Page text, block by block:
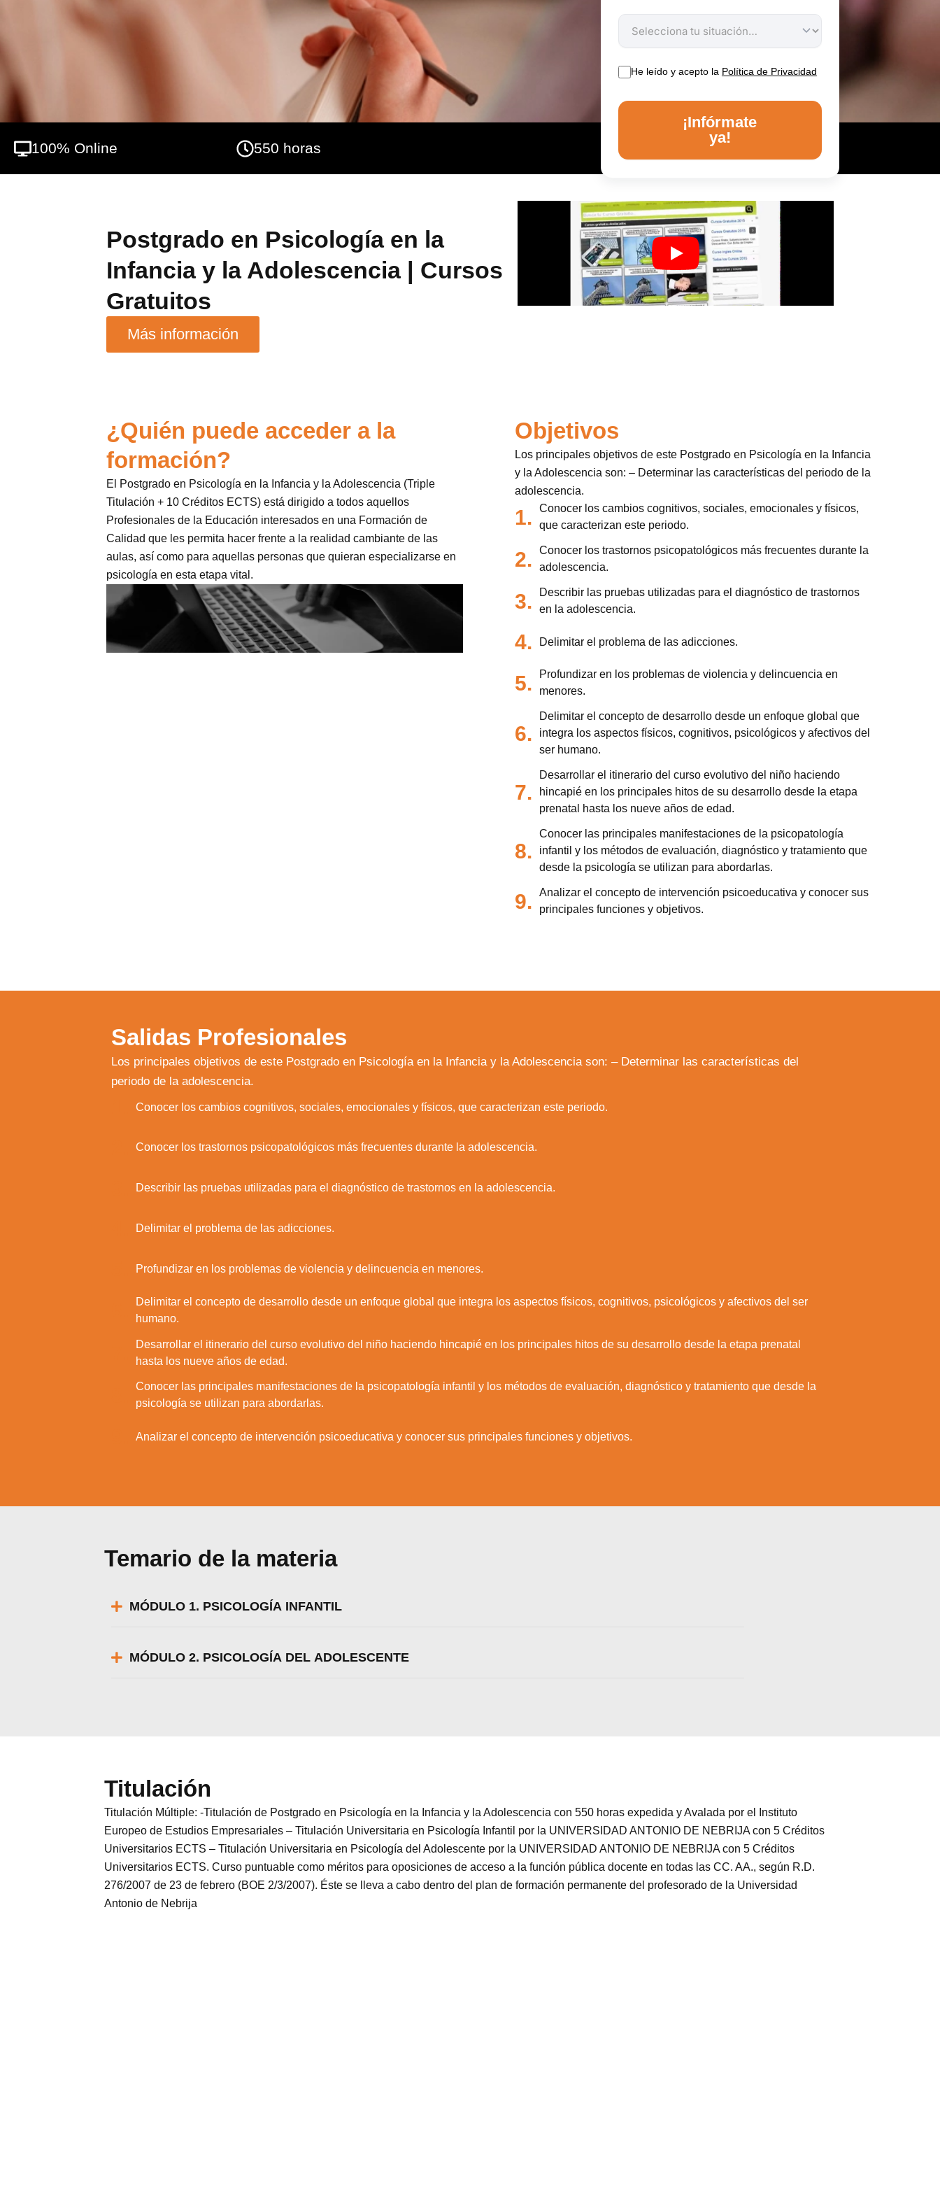
con los adultos. El objetivo del Postgrado en Psicología en la Infancia y la Adolescencia (Triple
Titulación + 10 Créditos ECTS) pretende dar a conocer las características principales de estos
periodos vitales y la repercusión social y psicológica que tiene sobre el sujeto, ofrece un amplio
conocimiento sobre los cambios psicológicos, físicos y sociales y cómo estos influyen en el
comportamiento, aprendizaje, socialización… del niño.
He leído y acepto la Política de Privacidad
¡Infórmate
ya!
100% Online 550 horas
Postgrado en Psicología en la
Infancia y la Adolescencia | Cursos
Gratuitos
Más información
¿Quién puede acceder a la
formación?
El Postgrado en Psicología en la Infancia y la Adolescencia (Triple
Titulación + 10 Créditos ECTS) está dirigido a todos aquellos
Profesionales de la Educación interesados en una Formación de
Calidad que les permita hacer frente a la realidad cambiante de las
aulas, así como para aquellas personas que quieran especializarse en
psicología en esta etapa vital.
Objetivos
Los principales objetivos de este Postgrado en Psicología en la Infancia
y la Adolescencia son: – Determinar las características del periodo de la
adolescencia.
1.
Conocer los cambios cognitivos, sociales, emocionales y físicos,
que caracterizan este periodo.
2.
Conocer los trastornos psicopatológicos más frecuentes durante la
adolescencia.
3.
Describir las pruebas utilizadas para el diagnóstico de trastornos
en la adolescencia.
4. Delimitar el problema de las adicciones.
5.
Profundizar en los problemas de violencia y delincuencia en
menores.
6.
Delimitar el concepto de desarrollo desde un enfoque global que
integra los aspectos físicos, cognitivos, psicológicos y afectivos del
ser humano.
7.
Desarrollar el itinerario del curso evolutivo del niño haciendo
hincapié en los principales hitos de su desarrollo desde la etapa
prenatal hasta los nueve años de edad.
8.
Conocer las principales manifestaciones de la psicopatología
infantil y los métodos de evaluación, diagnóstico y tratamiento que
desde la psicología se utilizan para abordarlas.
9.
Analizar el concepto de intervención psicoeducativa y conocer sus
principales funciones y objetivos.
Salidas Profesionales
Los principales objetivos de este Postgrado en Psicología en la Infancia y la Adolescencia son: – Determinar las características del
periodo de la adolescencia.
Conocer los cambios cognitivos, sociales, emocionales y físicos, que caracterizan este periodo.
Conocer los trastornos psicopatológicos más frecuentes durante la adolescencia.
Describir las pruebas utilizadas para el diagnóstico de trastornos en la adolescencia.
Delimitar el problema de las adicciones.
Profundizar en los problemas de violencia y delincuencia en menores.
Delimitar el concepto de desarrollo desde un enfoque global que integra los aspectos físicos, cognitivos, psicológicos y afectivos del ser
humano.
Desarrollar el itinerario del curso evolutivo del niño haciendo hincapié en los principales hitos de su desarrollo desde la etapa prenatal
hasta los nueve años de edad.
Conocer las principales manifestaciones de la psicopatología infantil y los métodos de evaluación, diagnóstico y tratamiento que desde la
psicología se utilizan para abordarlas.
Analizar el concepto de intervención psicoeducativa y conocer sus principales funciones y objetivos.
Temario de la materia
MÓDULO 1. PSICOLOGÍA INFANTIL
MÓDULO 2. PSICOLOGÍA DEL ADOLESCENTE
Titulación
Titulación Múltiple: -Titulación de Postgrado en Psicología en la Infancia y la Adolescencia con 550 horas expedida y Avalada por el Instituto
Europeo de Estudios Empresariales – Titulación Universitaria en Psicología Infantil por la UNIVERSIDAD ANTONIO DE NEBRIJA con 5 Créditos
Universitarios ECTS – Titulación Universitaria en Psicología del Adolescente por la UNIVERSIDAD ANTONIO DE NEBRIJA con 5 Créditos
Universitarios ECTS. Curso puntuable como méritos para oposiciones de acceso a la función pública docente en todas las CC. AA., según R.D.
276/2007 de 23 de febrero (BOE 2/3/2007). Éste se lleva a cabo dentro del plan de formación permanente del profesorado de la Universidad
Antonio de Nebrija
Utilizamos cookies para ofrecerte la mejor experiencia en nuestra web.
Aceptar Rechazar